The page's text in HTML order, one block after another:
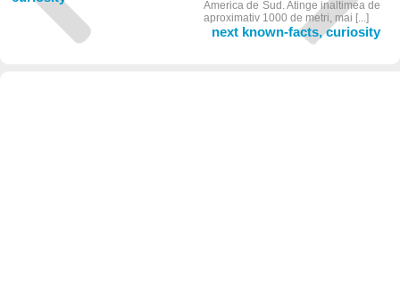
America de Sud. Atinge inaltimea de
aproximativ 1000 de metri, mai [...]
next known-facts, curiosity